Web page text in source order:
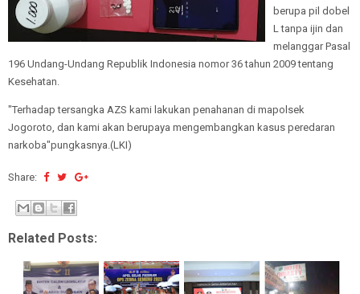
berupa pil dobel
L tanpa ijin dan
melanggar Pasal
196 Undang-Undang Republik Indonesia nomor 36 tahun 2009 tentang
Kesehatan.
"Terhadap tersangka AZS kami lakukan penahanan di mapolsek
Jogoroto, dan kami akan berupaya mengembangkan kasus peredaran
narkoba"pungkasnya.(LKI)
Share:
Related Posts: